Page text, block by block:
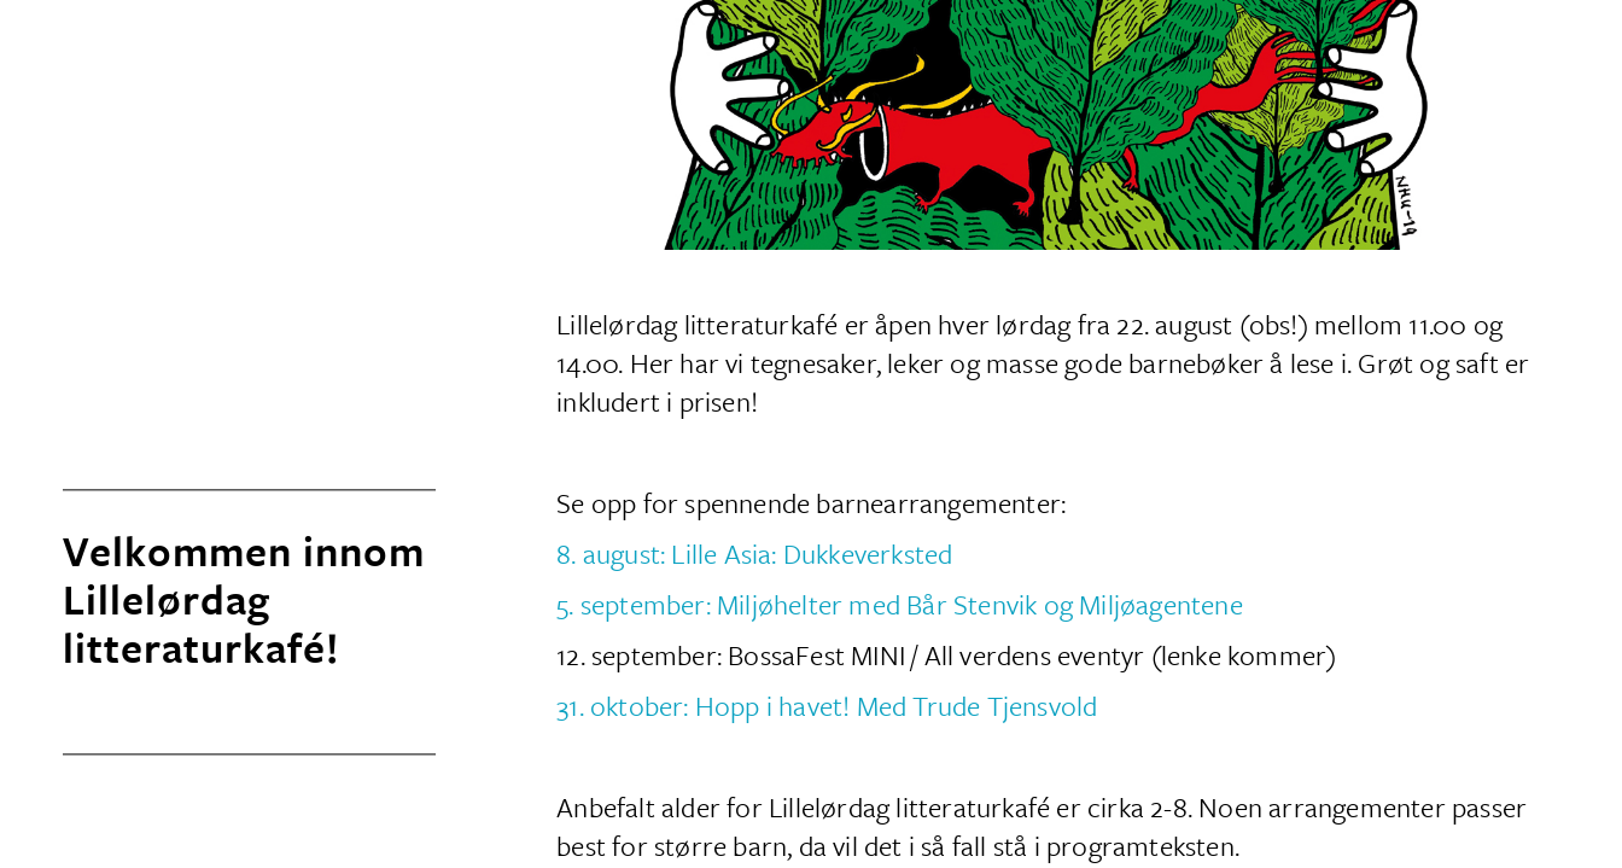
Velkommen innom
Lillelørdag
litteraturkafé!
Lillelørdag litteraturkafé er åpen hver lørdag fra 22. august (obs!) mellom 11.00 og
14.00. Her har vi tegnesaker, leker og masse gode barnebøker å lese i. Grøt og saft er
inkludert i prisen!
Se opp for spennende barnearrangementer:
8. august: Lille Asia: Dukkeverksted
5. september: Miljøhelter med Bår Stenvik og Miljøagentene
12. september: BossaFest MINI / All verdens eventyr (lenke kommer)
31. oktober: Hopp i havet! Med Trude Tjensvold
Anbefalt alder for Lillelørdag litteraturkafé er cirka 2-8. Noen arrangementer passer
best for større barn, da vil det i så fall stå i programteksten.